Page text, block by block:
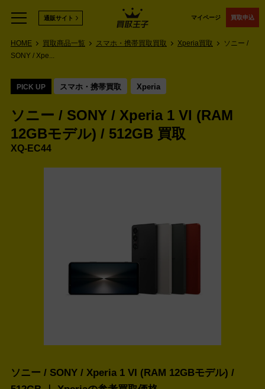
マイページ 買取申込
通販サイト
HOME 買取商品一覧 スマホ・携帯買取買取 Xperia買取
ソニー /
SONY / Xpe...
PICK UP スマホ・携帯買取 Xperia
ソニー / SONY / Xperia 1 VI (RAM
12GBモデル) / 512GB 買取
XQ-EC44
ソニー / SONY / Xperia 1 VI (RAM 12GBモデル) /